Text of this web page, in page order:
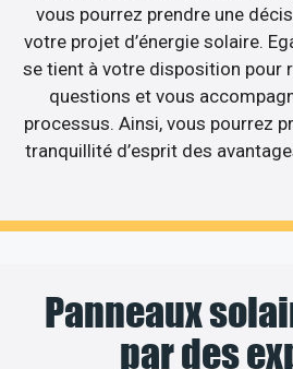
vous pourrez prendre une
votre projet d’énergie solaire.
se tient à votre disposition pour
questions et vous
processus. Ainsi, vous pourrez
tranquillité d’esprit des
Panneaux
par des